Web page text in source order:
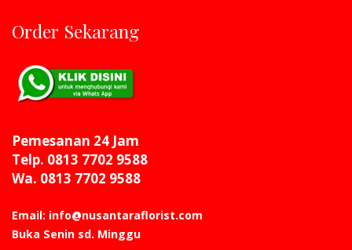
Order Sekarang
Pemesanan 24 Jam
Telp. 0813 7702 9588
Wa. 0813 7702 9588
Email: info@nusantaraflorist.com
Buka Senin sd. Minggu